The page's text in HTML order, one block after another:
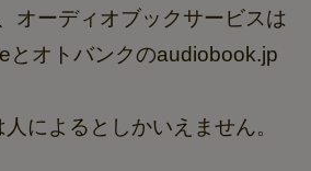
オーディオブックサービスは
とオトバンクのaudiobook.jp
によるとしかいえません。